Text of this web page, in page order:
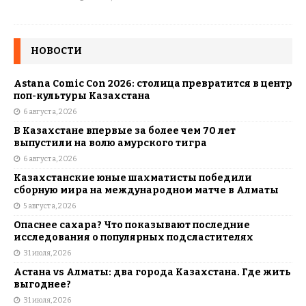
НОВОСТИ
Astana Comic Con 2026: столица превратится в центр
поп-культуры Казахстана
6 августа, 2026
В Казахстане впервые за более чем 70 лет
выпустили на волю амурского тигра
6 августа, 2026
Казахстанские юные шахматисты победили
сборную мира на международном матче в Алматы
5 августа, 2026
Опаснее сахара? Что показывают последние
исследования о популярных подсластителях
31 июля, 2026
Астана vs Алматы: два города Казахстана. Где жить
выгоднее?
31 июля, 2026